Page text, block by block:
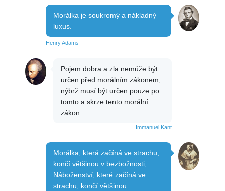
Morálka je soukromý a nákladný
luxus.
Henry Adams
Pojem dobra a zla nemůže být
určen před morálním zákonem,
nýbrž musí být určen pouze po
tomto a skrze tento morální
zákon.
Immanuel Kant
Morálka, která začíná ve strachu,
končí většinou v bezbožnosti;
Náboženství, které začíná ve
strachu, končí většinou